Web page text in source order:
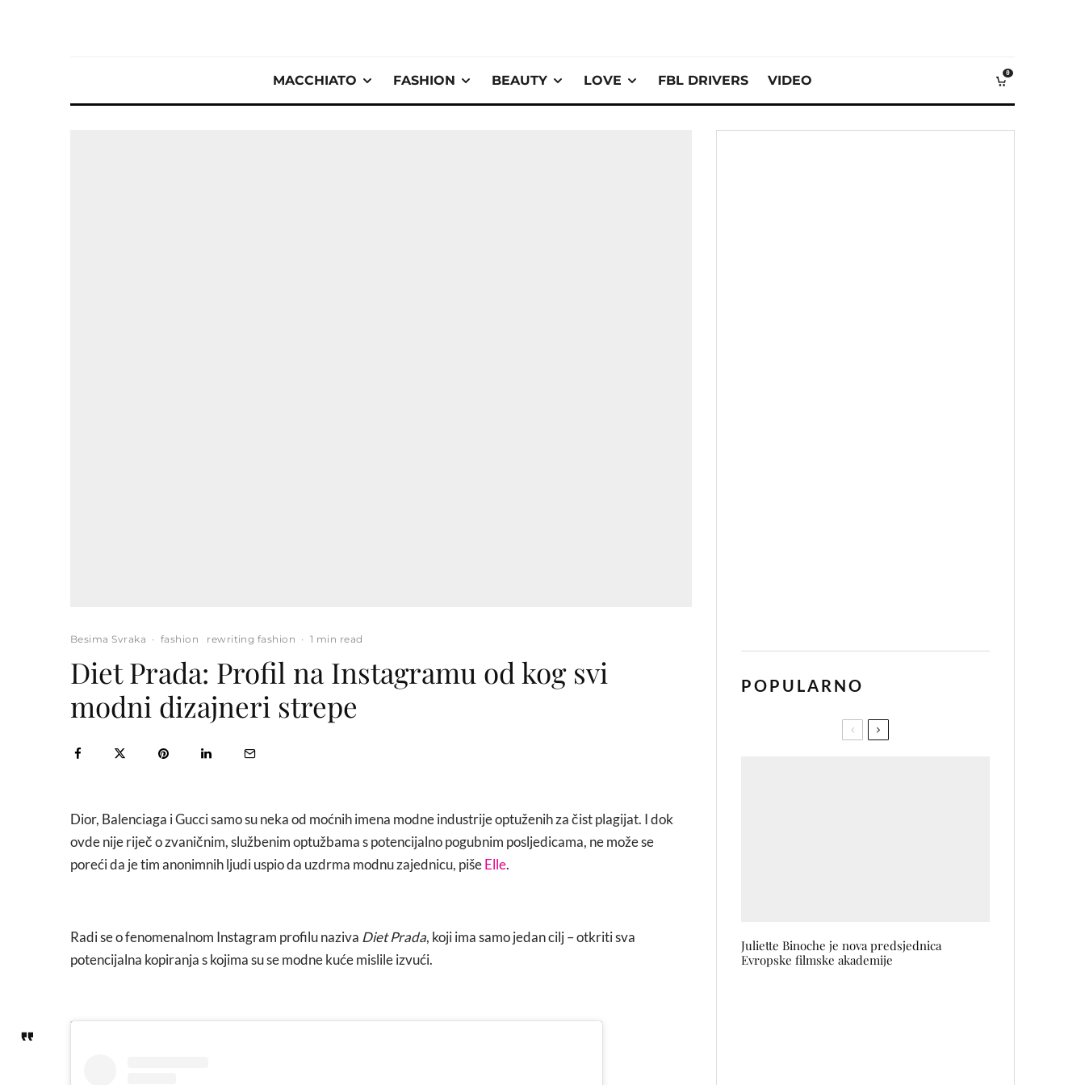
MACCHIATO FASHION BEAUTY LOVE FBL DRIVERS VIDEO 0
Besima Svraka · fashion rewriting fashion · 1 min read
Diet Prada: Profil na Instagramu od kog svi
modni dizajneri strepe
Dior, Balenciaga i Gucci samo su neka od moćnih imena modne industrije optuženih za čist plagijat. I dok
ovde nije riječ o zvaničnim, službenim optužbama s potencijalno pogubnim posljedicama, ne može se
poreći da je tim anonimnih ljudi uspio da uzdrma modnu zajednicu, pišeElle.
Radi se o fenomenalnom Instagram profilu naziva Diet Prada, koji ima samo jedan cilj – otkriti sva
potencijalna kopiranja s kojima su se modne kuće mislile izvući.
POPULARNO
Juliette Binoche je nova predsjednica
Evropske filmske akademije